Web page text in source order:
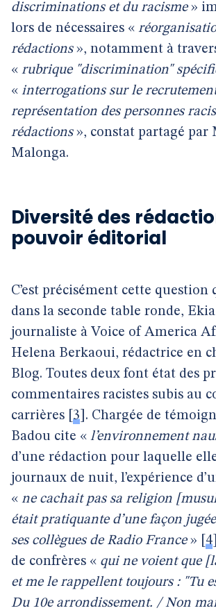
discriminations et du racisme»
lors de nécessaires «
rédactions», notamment à
« rubrique "discrimination"
« interrogations sur le
représentation des personnes
rédactions», constat partagé par
Malonga.
Diversité des
pouvoir éditorial
C’est précisément cette question
dans la seconde table ronde,
journaliste à Voice of America
Helena Berkaoui, rédactrice en
Blog. Toutes deux font état des
commentaires racistes subis au
carrières 3 . Chargée de
Badou cite « l’environnement
d’une rédaction pour laquelle
journaux de nuit, l’expérience
« ne cachait pas sa religion
était pratiquante d’une façon
ses collègues de Radio France» 4
de confrères « qui ne voient que
et me le rappellent toujours : "Tu
Du 10e arrondissement. / Non